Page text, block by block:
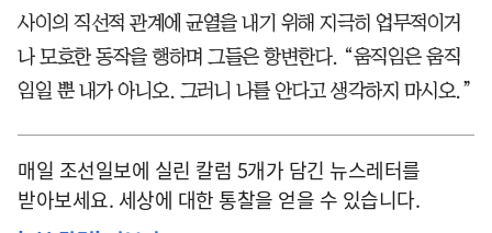
사이의 직선적 관계에 균열을 내기 위해 지극히 업무적이거
나 모호한 동작을 행하며 그들은 항변한다. “움직임은 움직
임일 뿐 내가 아니오. 그러니 나를 안다고 생각하지 마시오.”
매일 조선일보에 실린 칼럼 5개가 담긴 뉴스레터를
받아보세요. 세상에 대한 통찰을 얻을 수 있습니다.